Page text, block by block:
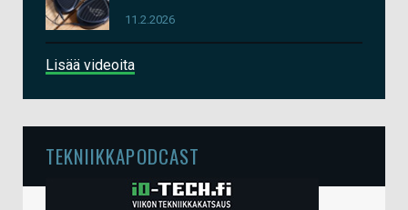
11.2.2026
Lisää videoita
TEKNIIKKAPODCAST